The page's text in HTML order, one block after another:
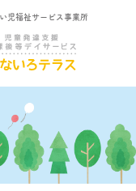
児福祉サービス事業所